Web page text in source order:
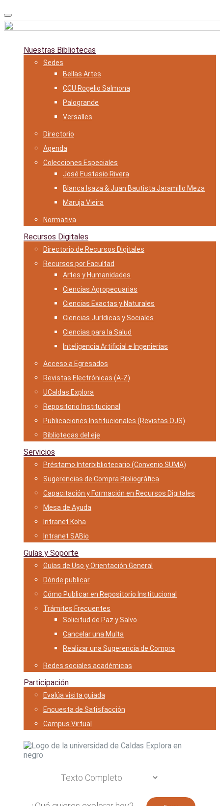
to
content
Nuestras Bibliotecas
Sedes
Bellas Artes
CCU Rogelio Salmona
Palogrande
Versalles
Directorio
Agenda
Colecciones Especiales
José Eustasio Rivera
Blanca Isaza & Juan Bautista Jaramillo Meza
Maruja Vieira
Normativa
Recursos Digitales
Directorio de Recursos Digitales
Recursos por Facultad
Artes y Humanidades
Ciencias Agropecuarias
Ciencias Exactas y Naturales
Ciencias Jurídicas y Sociales
Ciencias para la Salud
Inteligencia Artificial e Ingenierías
Acceso a Egresados
Revistas Electrónicas (A-Z)
UCaldas Explora
Repositorio Institucional
Publicaciones Institucionales (Revistas OJS)
Bibliotecas del eje
Servicios
Préstamo Interbibliotecario (Convenio SUMA)
Sugerencias de Compra Bibliográfica
Capacitación y Formación en Recursos Digitales
Mesa de Ayuda
Intranet Koha
Intranet SABio
Guías y Soporte
Guías de Uso y Orientación General
Dónde publicar
Cómo Publicar en Repositorio Institucional
Trámites Frecuentes
Solicitud de Paz y Salvo
Cancelar una Multa
Realizar una Sugerencia de Compra
Redes sociales académicas
Participación
Evalúa visita guiada
Encuesta de Satisfacción
Campus Virtual